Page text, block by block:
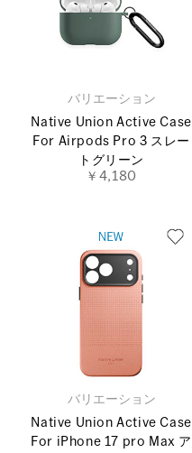
バリエーション
Native Union Active Case
For Airpods Pro 3 スレー
トグリーン
￥4,180
バリエーション
Native Union Active Case
For iPhone 17 pro Max ア